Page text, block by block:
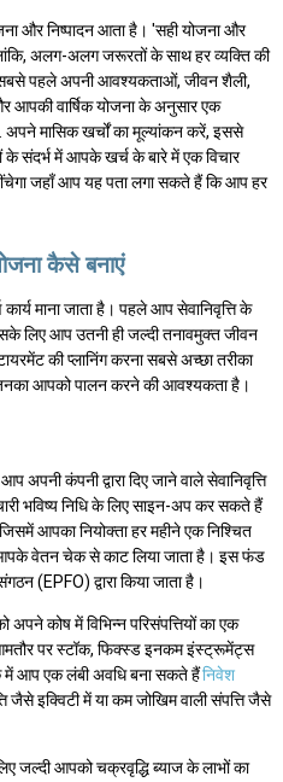
और निष्पादन आता है। 'सही योजना और
अलग-अलग जरूरतों के साथ हर व्यक्ति की
पहले अपनी आवश्यकताओं, जीवन शैली,
आपकी वार्षिक योजना के अनुसार एक
. अपने मासिक खर्चों का मूल्यांकन करें, इससे
संदर्भ में आपके खर्च के बारे में एक विचार
जहाँ आप यह पता लगा सकते हैं कि आप हर
कैसे बनाएं
माना जाता है। पहले आप सेवानिवृत्ति के
लिए आप उतनी ही जल्दी तनावमुक्त जीवन
की प्लानिंग करना सबसे अच्छा तरीका
आपको पालन करने की आवश्यकता है।
कंपनी द्वारा दिए जाने वाले सेवानिवृत्ति
भविष्य निधि के लिए साइन-अप कर सकते हैं
आपका नियोक्ता हर महीने एक निश्चित
वेतन चेक से काट लिया जाता है। इस फंड
(EPFO) द्वारा किया जाता है।
कोष में विभिन्न परिसंपत्तियों का एक
आमतौर पर स्टॉक, फिक्स्ड इनकम इंस्ट्रूमेंट्स
आप एक लंबी अवधि बना सकते हैंनिवेश
जैसे इक्विटी में या कम जोखिम वाली संपत्ति जैसे
जल्दी आपको चक्रवृद्धि ब्याज के लाभों का